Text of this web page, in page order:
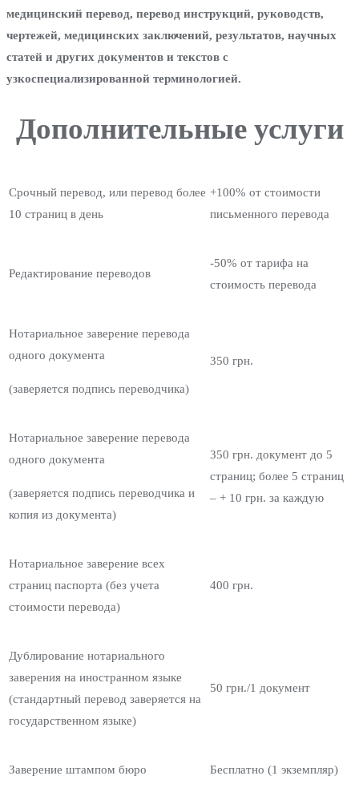
медицинский перевод, перевод инструкций, руководств,
чертежей, медицинских заключений, результатов, научных
статей и других документов и текстов с
узкоспециализированной терминологией.
Дополнительные услуги
Срочный перевод, или перевод более
10 страниц в день
+100% от стоимости
письменного перевода
Редактирование переводов
-50% от тарифа на
стоимость перевода
Нотариальное заверение перевода
одного документа
(заверяется подпись переводчика)
350 грн.
Нотариальное заверение перевода
одного документа
(заверяется подпись переводчика и
копия из документа)
350 грн. документ до 5
страниц; более 5 страниц
– + 10 грн. за каждую
Нотариальное заверение всех
страниц паспорта (без учета
стоимости перевода)
400 грн.
Дублирование нотариального
заверения на иностранном языке
(стандартный перевод заверяется на
государственном языке)
50 грн./1 документ
Заверение штампом бюро Бесплатно (1 экземпляр)